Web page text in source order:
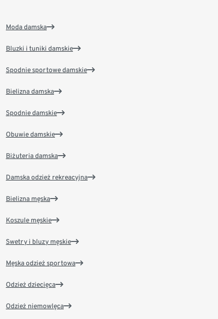
Moda damska
Bluzki i tuniki damskie
Spodnie sportowe damskie
Bielizna damska
Spodnie damskie
Obuwie damskie
Biżuteria damska
Damska odzież rekreacyjna
Bielizna męska
Koszule męskie
Swetry i bluzy męskie
Męska odzież sportowa
Odzież dziecięca
Odzież niemowlęca